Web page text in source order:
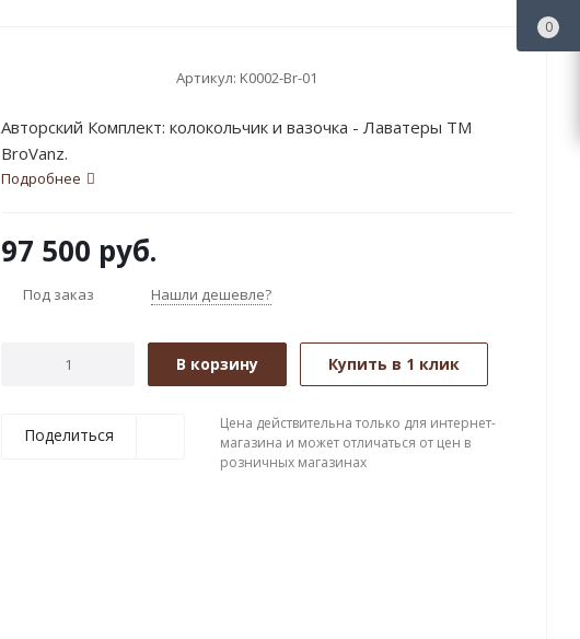
Артикул: K0002-Br-01
Авторский Комплект: колокольчик и вазочка - Лаватеры ТМ
BroVanz.
Подробнее
97 500 руб.
Под заказ Нашли дешевле?
В корзину Купить в 1 клик
Поделиться
Цена действительна только для интернет-
магазина и может отличаться от цен в
розничных магазинах
0